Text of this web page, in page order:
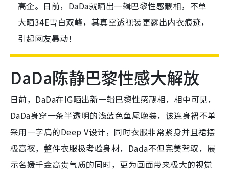
高企。日前，DaDa就晒出一辑巴黎性感靓相，不单
大晒34E雪白双峰，其真空透视装更露出内衣痕迹，
引起网友暴动！
DaDa陈静巴黎性感大解放
日前，DaDa在IG晒出新一辑巴黎性感靓相，相中可见，
DaDa身穿一条半透明的浅蓝色鱼尾晚装，该连身裙不单
采用一字肩的Deep V设计，同时衣服非常紧身并且裙摆
极高衩，整件衣服极考验身材，Dada不但完美驾驭，展
示名媛千金高贵气质的同时，更为画面带来极大的视觉